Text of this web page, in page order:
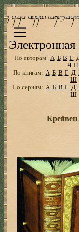
По авторам: А Б В Г
Ч
По книгам: А Б В Г Д
Ш
По сериям: А Б В Г Д
Ш